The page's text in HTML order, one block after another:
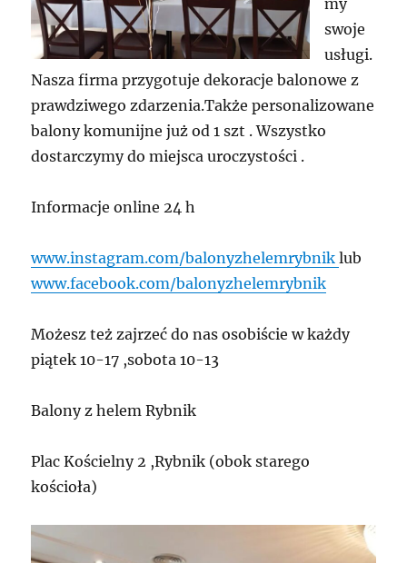
my
swoje
usługi.
Nasza firma przygotuje dekoracje balonowe z
prawdziwego zdarzenia.Także personalizowane
balony komunijne już od 1 szt . Wszystko
dostarczymy do miejsca uroczystości .
Informacje online 24 h
www.instagram.com/balonyzhelemrybniklub
www.facebook.com/balonyzhelemrybnik
Możesz też zajrzeć do nas osobiście w każdy
piątek 10-17 ,sobota 10-13
Balony z helem Rybnik
Plac Kościelny 2 ,Rybnik (obok starego
kościoła)